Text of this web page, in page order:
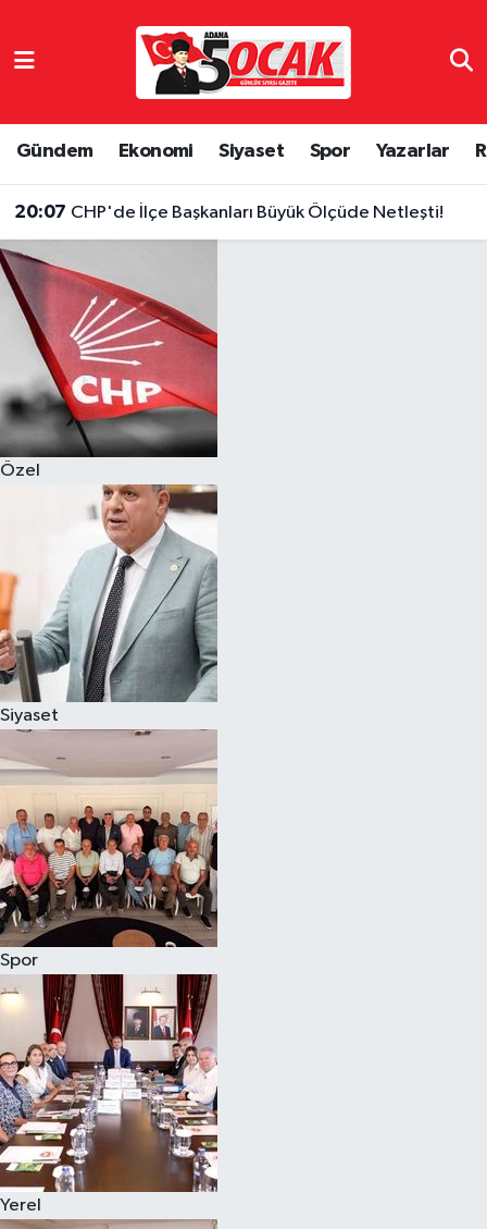
Gündem Ekonomi Siyaset Spor Yazarlar
20:07 CHP'de İlçe Başkanları Büyük Ölçüde Netleşti!
Özel
Siyaset
Spor
Yerel
Eğitim
Ekonomi
Gündem
Magazin
Özel
Resmi İlanlar
Sağlık
Spor
Yaşam
Yerel Yönetimler
Yurttan
Hava Durumu
Son Dakika Haberleri
Haber Arşivi